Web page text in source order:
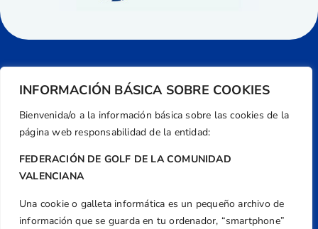
INFORMACIÓN BÁSICA SOBRE COOKIES
Bienvenida/o a la información básica sobre las cookies de la
página web responsabilidad de la entidad:
FEDERACIÓN DE GOLF DE LA COMUNIDAD
VALENCIANA
Una cookie o galleta informática es un pequeño archivo de
información que se guarda en tu ordenador, “smartphone”
Dirección